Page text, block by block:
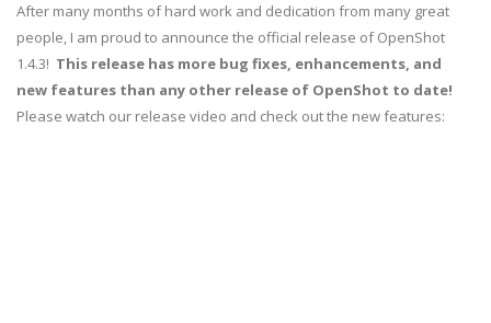
After many months of hard work and dedication from many great
people, I am proud to announce the official release of OpenShot
1.4.3! This release has more bug fixes, enhancements, and
new features than any other release of OpenShot to date!
Please watch our release video and check out the new features: